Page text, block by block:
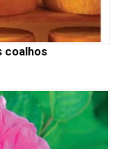
coalhos